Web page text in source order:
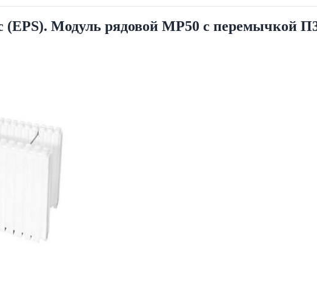
(EPS). Модуль рядовой МР50 с перемычкой